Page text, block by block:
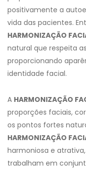
positivamente a
vida das pacientes.
HARMONIZAÇÃO
natural que respeita
proporcionando
identidade facial.
A HARMONIZAÇÃO
proporções faciais,
os pontos fortes
HARMONIZAÇÃO
harmoniosa e
trabalham em